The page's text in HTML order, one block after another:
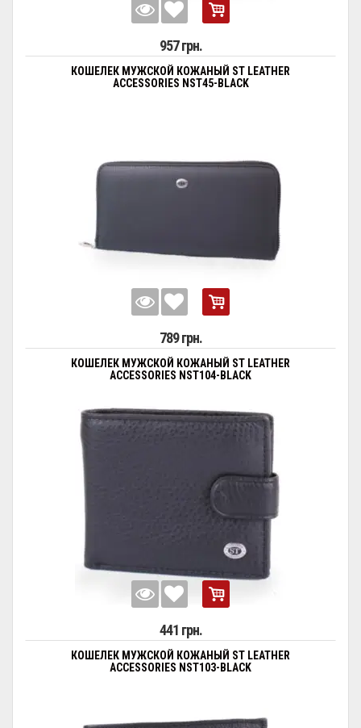
957 грн.
КОШЕЛЕК МУЖСКОЙ КОЖАНЫЙ ST LEATHER
ACCESSORIES NST45-BLACK
789 грн.
КОШЕЛЕК МУЖСКОЙ КОЖАНЫЙ ST LEATHER
ACCESSORIES NST104-BLACK
441 грн.
КОШЕЛЕК МУЖСКОЙ КОЖАНЫЙ ST LEATHER
ACCESSORIES NST103-BLACK